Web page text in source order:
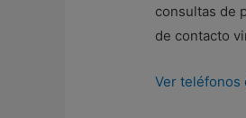
consultas de
de contacto
Ver teléfonos